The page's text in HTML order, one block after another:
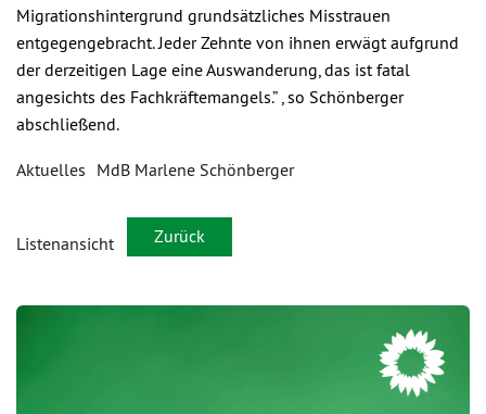
Migrationshintergrund grundsätzliches Misstrauen
entgegengebracht. Jeder Zehnte von ihnen erwägt aufgrund
der derzeitigen Lage eine Auswanderung, das ist fatal
angesichts des Fachkräftemangels.” , so Schönberger
abschließend.
Aktuelles MdB Marlene Schönberger
Listenansicht Zurück